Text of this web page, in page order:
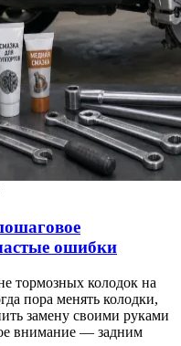
ошибки
тормозных колодок на
пора менять колодки,
замену своими руками
внимание — задним